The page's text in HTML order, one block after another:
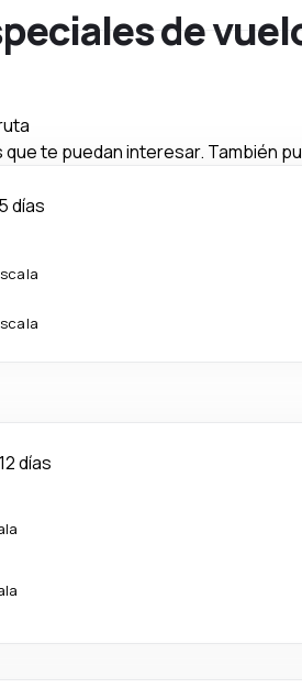
de
te puedan interesar. También
días
12 días